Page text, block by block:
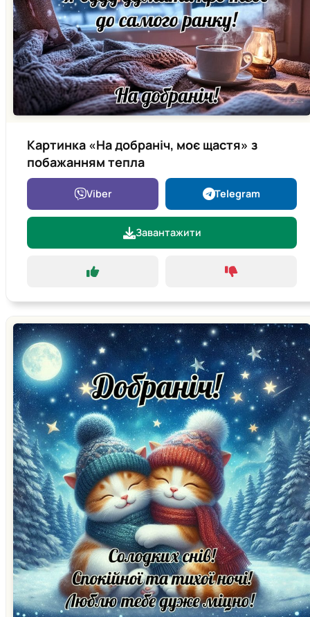
Картинка «На добраніч, моє щастя» з
побажанням тепла
Viber Telegram
Завантажити